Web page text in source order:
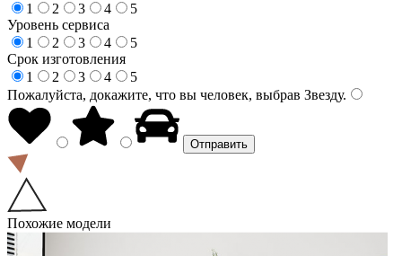
1
2 3 4
5
Уровень сервиса
1
2 3 4
5
Срок изготовления
1
2 3 4
5
Пожалуйста, докажите, что вы человек, выбрав Звезду.
Похожие модели